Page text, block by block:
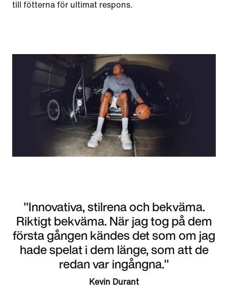
till fötterna för ultimat respons.
"Innovativa, stilrena och bekväma.
Riktigt bekväma. När jag tog på dem
första gången kändes det som om jag
hade spelat i dem länge, som att de
redan var ingångna."
Kevin Durant